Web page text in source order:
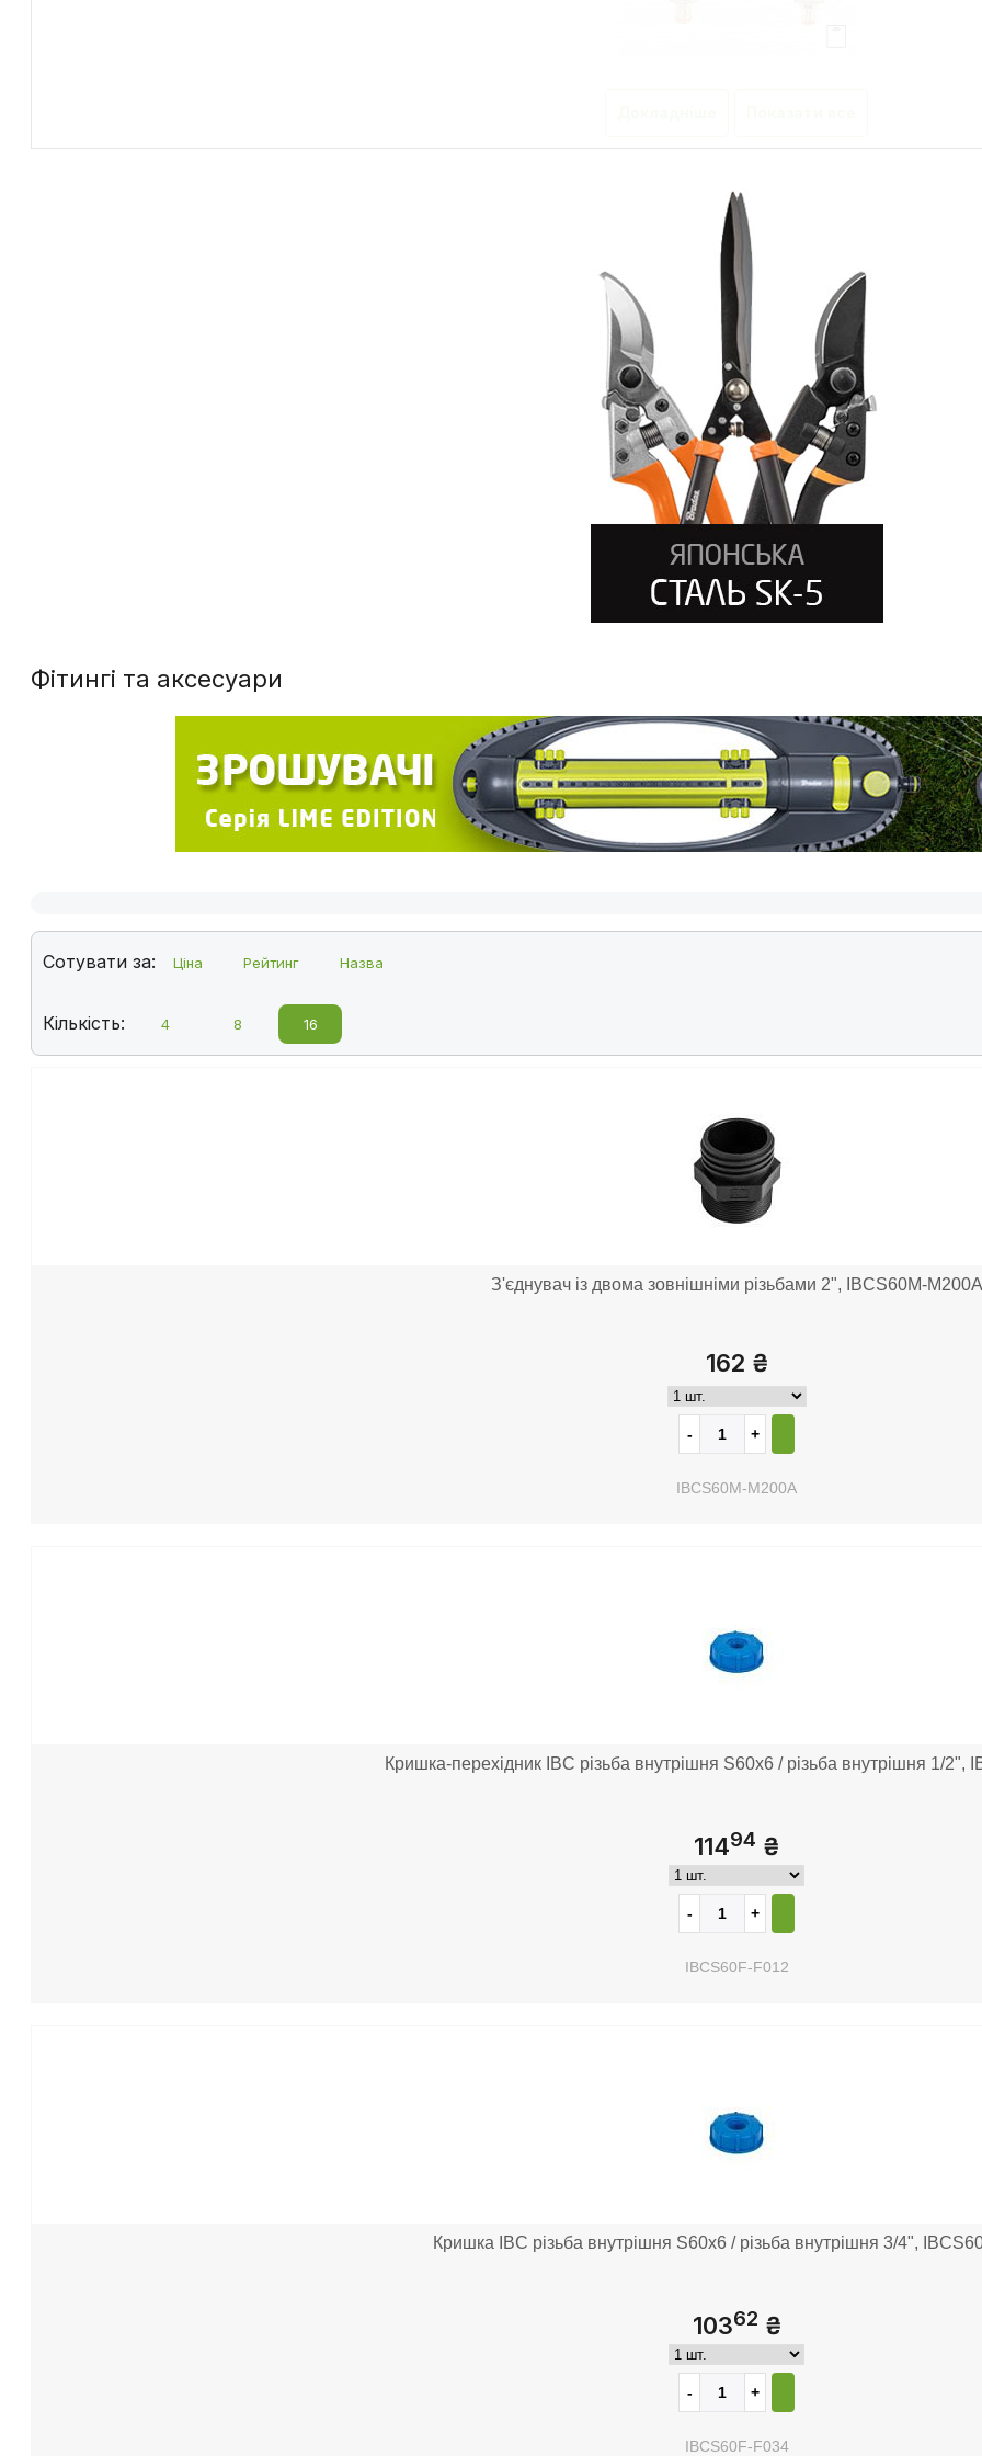
Фітингі та аксесуари
Сотувати за: Ціна Рейтинг Назва
Кількість: 4 8 16
З'єднувач із двома зовнішніми різьбами 2", IBCS60M-M200A
162 ₴
IBCS60M-M200A
Кришка-перехідник IBC різьба внутрішня S60x6 / різьба внутрішня 1/2",
11494 ₴
IBCS60F-F012
Кришка IBC різьба внутрішня S60x6 / різьба внутрішня 3/4",
10362 ₴
IBCS60F-F034